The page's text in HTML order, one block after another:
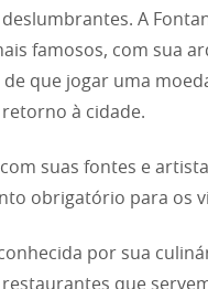
A
famosos, com sua
de que jogar uma
à cidade.
suas fontes e
obrigatório para os
por sua
que